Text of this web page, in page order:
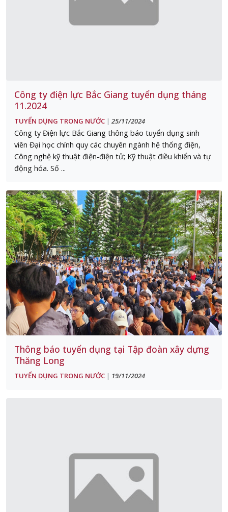
Công ty điện lực Bắc Giang tuyển dụng tháng
11.2024
TUYỂN DỤNG TRONG NƯỚC 25/11/2024
Công ty Điện lực Bắc Giang thông báo tuyển dụng sinh
viên Đại học chính quy các chuyên ngành hệ thống điện,
Công nghệ kỹ thuật điện-điện tử; Kỹ thuật điều khiển và tự
động hóa. Số ...
Thông báo tuyển dụng tại Tập đoàn xây dựng
Thăng Long
TUYỂN DỤNG TRONG NƯỚC | 19/11/2024